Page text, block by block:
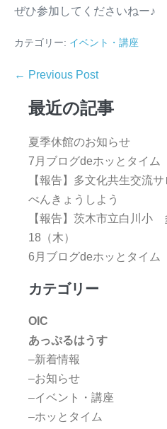
ぜひ参加してくださいねー♪
カテゴリー: イベント・講座
← Previous Post
最近の記事
夏季休館のお知らせ
7月ブログdeホッとタイム
【報告】多文化共生交流
べんきょうしよう
【報告】茨木市立白川
18（木）
6月ブログdeホッとタイム
カテゴリー
OIC
あっぷるはうす
–新着情報
–お知らせ
–イベント・講座
–ホッとタイム